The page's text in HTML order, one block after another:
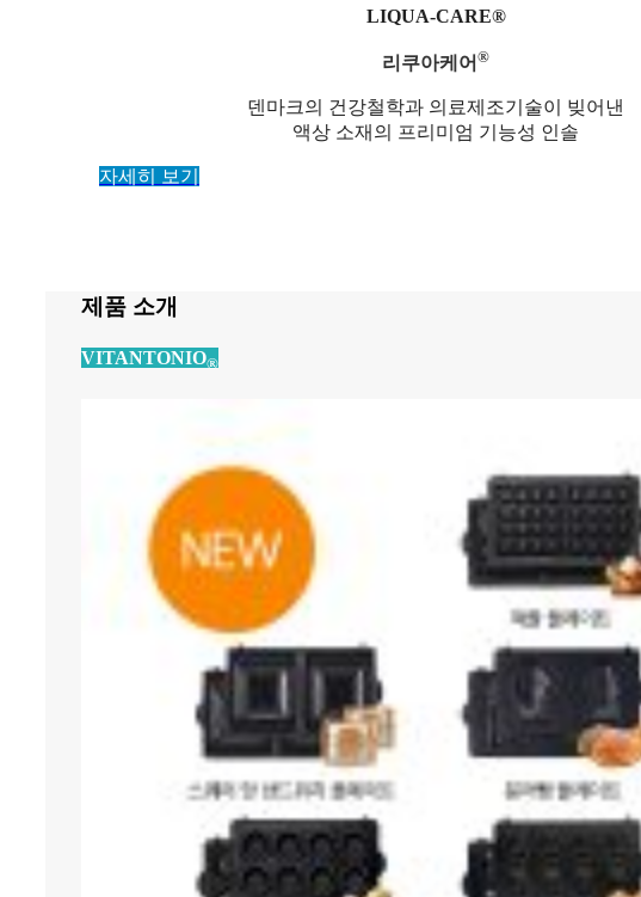
LIQUA-CARE®
리쿠아케어 ®
덴마크의 건강철학과 의료제조기술이 빚어낸
액상 소재의 프리미엄 기능성 인솔
자세히 보기
제품 소개
VITANTONIO®